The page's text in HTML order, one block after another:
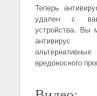
Теперь
удален с
устройства. Вы
антивирус
вредоносного